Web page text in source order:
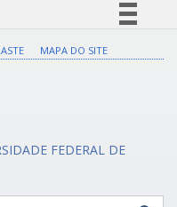
Legislação
MAPA DO SITE
FEDERAL DE